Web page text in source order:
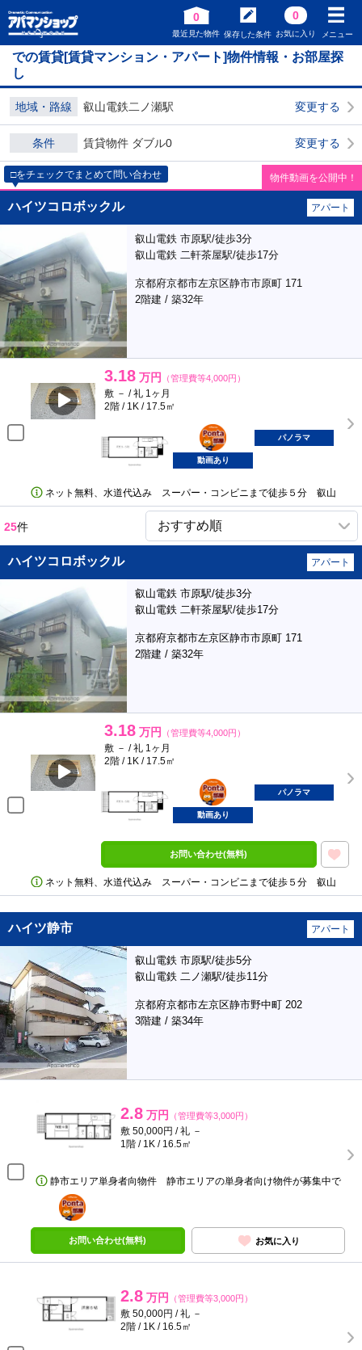
0
最近見た物件 保存した条件
0
お気に入り メニュー
での賃貸[賃貸マンション・アパート]物件情報・お部屋探
し
地域・路線 叡山電鉄二ノ瀬駅 変更する
条件 賃貸物件 ダブル0 変更する
□をチェックでまとめて問い合わせ 物件動画を公開中！
ハイツコロボックル アパート
叡山電鉄 市原駅/徒歩3分
叡山電鉄 二軒茶屋駅/徒歩17分
京都府京都市左京区静市市原町 171
2階建 / 築32年
3.18 万円 （管理費等4,000円）
敷 － / 礼 1ヶ月
2階 / 1K / 17.5㎡
ポンタ
部屋
パノラマ
動画あり
ネット無料、水道代込み スーパー・コンビニまで徒歩５分 叡山
25件
ハイツコロボックル アパート
叡山電鉄 市原駅/徒歩3分
叡山電鉄 二軒茶屋駅/徒歩17分
京都府京都市左京区静市市原町 171
2階建 / 築32年
3.18 万円 （管理費等4,000円）
敷 － / 礼 1ヶ月
2階 / 1K / 17.5㎡
ポンタ
部屋
パノラマ
動画あり
お問い合わせ(無料)
ネット無料、水道代込み スーパー・コンビニまで徒歩５分 叡山
ハイツ静市 アパート
叡山電鉄 市原駅/徒歩5分
叡山電鉄 二ノ瀬駅/徒歩11分
京都府京都市左京区静市野中町 202
3階建 / 築34年
2.8 万円 （管理費等3,000円）
敷 50,000円 / 礼 －
1階 / 1K / 16.5㎡
静市エリア単身者向物件 静市エリアの単身者向け物件が募集中で
ポンタ
部屋
お問い合わせ(無料) お気に入り
2.8 万円 （管理費等3,000円）
敷 50,000円 / 礼 －
2階 / 1K / 16.5㎡